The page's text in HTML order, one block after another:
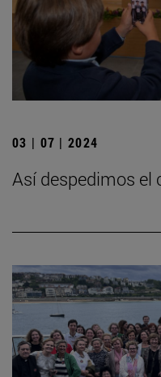
03 | 07 | 2024
Así despedimos el